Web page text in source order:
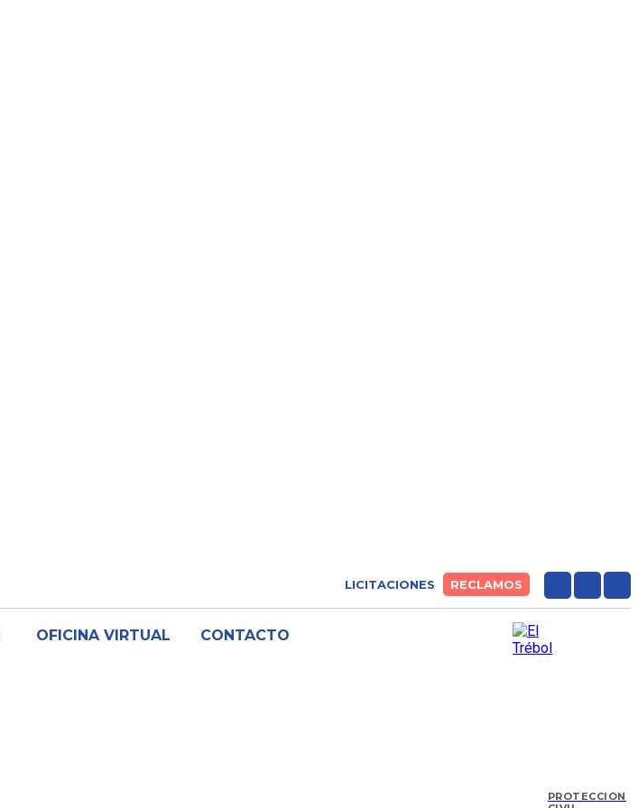
LICITACIONES RECLAMOS
OFICINA VIRTUAL CONTACTO
PROTECCIÓN